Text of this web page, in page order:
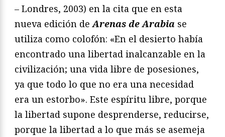
– Londres, 2003) en la cita que en esta
nueva edición deArenas de Arabia se
utiliza como colofón: «En el desierto había
encontrado una libertad inalcanzable en la
civilización; una vida libre de posesiones,
ya que todo lo que no era una necesidad
era un estorbo». Este espíritu libre, porque
la libertad supone desprenderse, reducirse,
porque la libertad a lo que más se asemeja